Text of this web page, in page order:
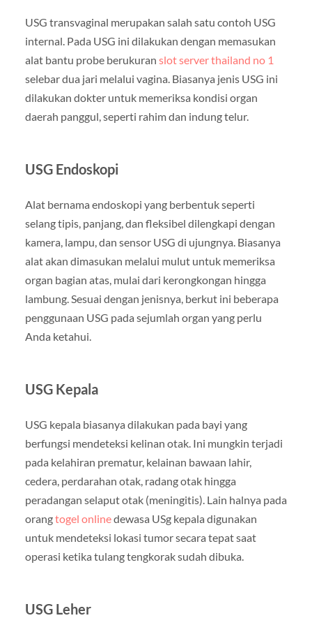
USG transvaginal merupakan salah satu contoh USG
internal. Pada USG ini dilakukan dengan memasukan
alat bantu probe berukuran slot server thailand no 1
selebar dua jari melalui vagina. Biasanya jenis USG ini
dilakukan dokter untuk memeriksa kondisi organ
daerah panggul, seperti rahim dan indung telur.
USG Endoskopi
Alat bernama endoskopi yang berbentuk seperti
selang tipis, panjang, dan fleksibel dilengkapi dengan
kamera, lampu, dan sensor USG di ujungnya. Biasanya
alat akan dimasukan melalui mulut untuk memeriksa
organ bagian atas, mulai dari kerongkongan hingga
lambung. Sesuai dengan jenisnya, berkut ini beberapa
penggunaan USG pada sejumlah organ yang perlu
Anda ketahui.
USG Kepala
USG kepala biasanya dilakukan pada bayi yang
berfungsi mendeteksi kelinan otak. Ini mungkin terjadi
pada kelahiran prematur, kelainan bawaan lahir,
cedera, perdarahan otak, radang otak hingga
peradangan selaput otak (meningitis). Lain halnya pada
orangtogel onlinedewasa USg kepala digunakan
untuk mendeteksi lokasi tumor secara tepat saat
operasi ketika tulang tengkorak sudah dibuka.
USG Leher